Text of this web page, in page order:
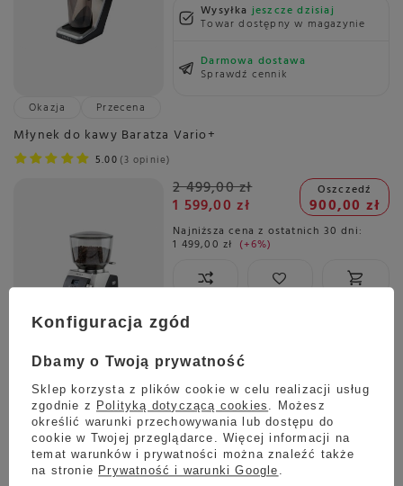
Wysyłkajeszcze dzisiaj
Towar dostępny w magazynie
Darmowa dostawa
Sprawdź cennik
Okazja
Przecena
Młynek do kawy Baratza Vario+
5.00 3 opinie
2 499,00 zł
1 599,00 zł
Oszczedź
900,00 zł
Najniższa cena z ostatnich 30 dni:
1 499,00 zł +6%
Sprawdź cennik
Promocja
Przecena
Młynek do kawy Baratza Vario W+
5.00 4 opinie
Konfiguracja zgód
Dbamy o Twoją prywatność
Sklep korzysta z plików cookie w celu realizacji usług
zgodnie z Polityką dotyczącą cookies . Możesz
określić warunki przechowywania lub dostępu do
cookie w Twojej przeglądarce. Więcej informacji na
temat warunków i prywatności można znaleźć także
na stronie Prywatność i warunki Google .